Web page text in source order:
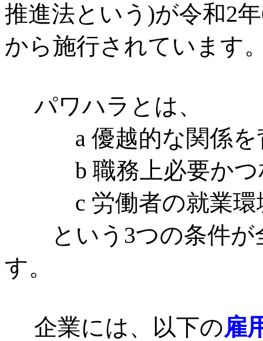
推進法という)が令和2
から施行されています
パワハラとは、
a 優越的な関係を
b 職務上必要かつ
c 労働者の就業環
という3つの条件が
す。
企業には、以下の雇